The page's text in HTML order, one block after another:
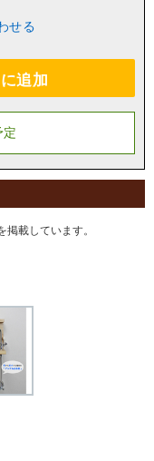
せる
追加
載しています。